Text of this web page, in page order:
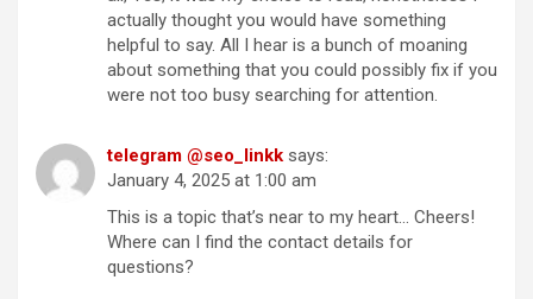
actually thought you would have something
helpful to say. All I hear is a bunch of moaning
about something that you could possibly fix if you
were not too busy searching for attention.
telegram @seo_linkk says:
January 4, 2025 at 1:00 am
This is a topic that’s near to my heart… Cheers!
Where can I find the contact details for
questions?